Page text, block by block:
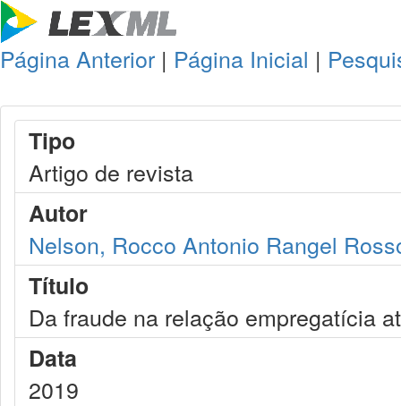
Página Anterior | Página Inicial |
Tipo
Artigo de revista
Autor
Nelson, Rocco Antonio Rangel
Título
Da fraude na relação empregatícia
Data
2019